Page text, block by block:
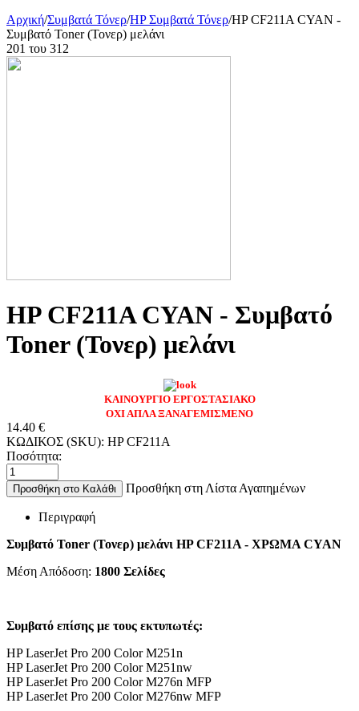
Αρχική/Συμβατά Τόνερ/HP Συμβατά Τόνερ/HP CF211A CYAN -
Συμβατό Toner (Τονερ) μελάνι
201 του 312
HP CF211A CYAN - Συμβατό
Toner (Τονερ) μελάνι
ΚΑΙΝΟΥΡΓΙΟ ΕΡΓΟΣΤΑΣΙΑΚΟ
ΟΧΙ ΑΠΛΑ ΞΑΝΑΓΕΜΙΣΜΕΝΟ
14.40 €
ΚΩΔΙΚΟΣ (SKU): HP CF211A
Ποσότητα:
Προσθήκη στο Καλάθι Προσθήκη στη Λίστα Αγαπημένων
Περιγραφή
Συμβατό Toner (Τονερ) μελάνι HP CF211A - ΧΡΩΜΑ CYAN
Μέση Απόδοση: 1800 Σελίδες
Συμβατό επίσης με τους εκτυπωτές:
HP LaserJet Pro 200 Color M251n
HP LaserJet Pro 200 Color M251nw
HP LaserJet Pro 200 Color M276n MFP
HP LaserJet Pro 200 Color M276nw MFP